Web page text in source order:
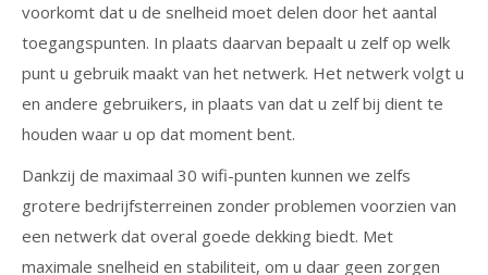
voorkomt dat u de snelheid moet delen door het aantal
toegangspunten. In plaats daarvan bepaalt u zelf op welk
punt u gebruik maakt van het netwerk. Het netwerk volgt u
en andere gebruikers, in plaats van dat u zelf bij dient te
houden waar u op dat moment bent.
Dankzij de maximaal 30 wifi-punten kunnen we zelfs
grotere bedrijfsterreinen zonder problemen voorzien van
een netwerk dat overal goede dekking biedt. Met
maximale snelheid en stabiliteit, om u daar geen zorgen